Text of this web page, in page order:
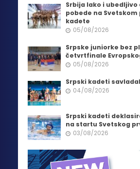
Srbija lako i ubedljivo
pobede na
kadete
05/08/2026
Srpske juniorke bez
četvrtfinale
05/08/2026
Srpski kadeti
04/08/2026
Srpski kadeti
na startu Svetskog
03/08/2026